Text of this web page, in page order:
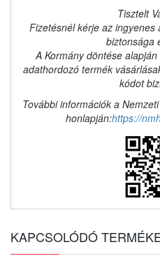
Tisztelt
Fizetésnél kérje az
biztonsága
A Kormány döntése
adathordozó termék
kódot
További információk a
honlapján:https://
KAPCSOLÓDÓ